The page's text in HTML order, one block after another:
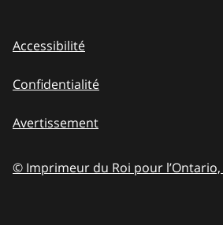
Accessibilité
Confidentialité
Avertissement
© Imprimeur du Roi pour l’Ontario,